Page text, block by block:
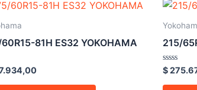
81H ES32 YOKOHAMA 215/
Valorado
en
0
$